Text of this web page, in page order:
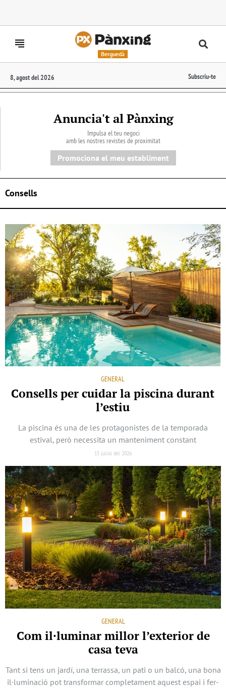
Berguedà
8, agost del 2026 Subscriu-te
Anuncia't al Pànxing
Impulsa el teu negoci
amb les nostres revistes de proximitat
Promociona el meu establiment
Consells
GENERAL
Consells per cuidar la piscina durant
l’estiu
La piscina és una de les protagonistes de la temporada
estival, però necessita un manteniment constant
15 juliol del 2026
GENERAL
Com il·luminar millor l’exterior de
casa teva
Tant si tens un jardí, una terrassa, un pati o un balcó, una bona
il·luminació pot transformar completament aquest espai i fer-